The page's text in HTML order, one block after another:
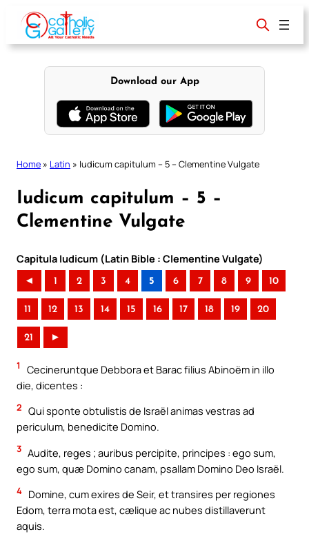
content
Download our App
Home » Latin » Iudicum capitulum – 5 – Clementine Vulgate
Iudicum capitulum – 5 –
Clementine Vulgate
Capitula Iudicum (Latin Bible : Clementine Vulgate)
◄ 1 2 3 4 5 6 7 8 9 10
11 12 13 14 15 16 17 18 19 20
21 ►
1
Cecineruntque Debbora et Barac filius Abinoëm in illo
die, dicentes :
2 Qui sponte obtulistis de Israël animas vestras ad
periculum, benedicite Domino.
3 Audite, reges ; auribus percipite, principes : ego sum,
ego sum, quæ Domino canam, psallam Domino Deo Israël.
4 Domine, cum exires de Seir, et transires per regiones
Edom, terra mota est, cælique ac nubes distillaverunt
aquis.